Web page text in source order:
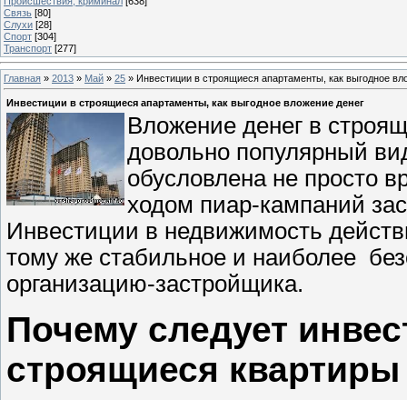
Связь [80]
Слухи [28]
Спорт [304]
Транспорт [277]
Главная » 2013 » Май » 25 » Инвестиции в строящиеся апартаменты, как выгодное
Инвестиции в строящиеся апартаменты, как выгодное вложение денег
Вложение денег в
довольно популярный
обусловлена не просто
ходом пиар-кампаний
Инвестиции в недвижимость
тому же стабильное и наиболее
организацию-застройщика.
Почему следует
строящиеся квартиры